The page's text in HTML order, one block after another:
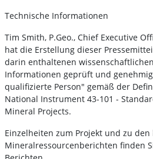
Technische Informationen
Tim Smith, P.Geo., Chief Executive
hat die Erstellung dieser
darin enthaltenen
Informationen geprüft und
qualifizierte Person" gemäß der
National Instrument 43-101 -
Mineral Projects.
Einzelheiten zum Projekt und zu
Mineralressourcenberichten finden